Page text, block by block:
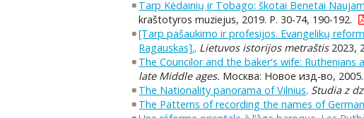
Tarp Kėdainių ir Tobago: škotai Benetai
kraštotyros muziejus, 2019. P. 30-74, 190-192.
[Tarp pašaukimo ir profesijos. Evangelikų
Ragauskas].. Lietuvos istorijos metraštis2023,
The Councilor and the baker's wife:
late Middle ages. Москва: Новое изд-во, 2005.
The Nationality panorama of Vilnius. Studia z
The Patterns of recording the names of